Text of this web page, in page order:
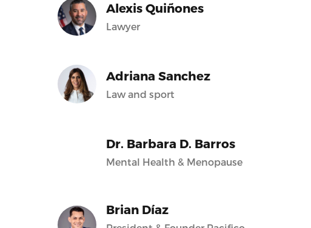
Alexis Quiñones
Lawyer
Adriana Sanchez
Law and sport
Dr. Barbara D. Barros
Mental Health & Menopause
Brian Díaz